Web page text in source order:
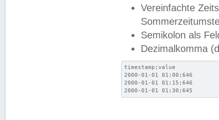
Vereinfachte
Semikolon als
Dezimalkomma
timestamp;value
2000-01-01 01:00;646
2000-01-01 01:15;646
2000-01-01 01:30;645